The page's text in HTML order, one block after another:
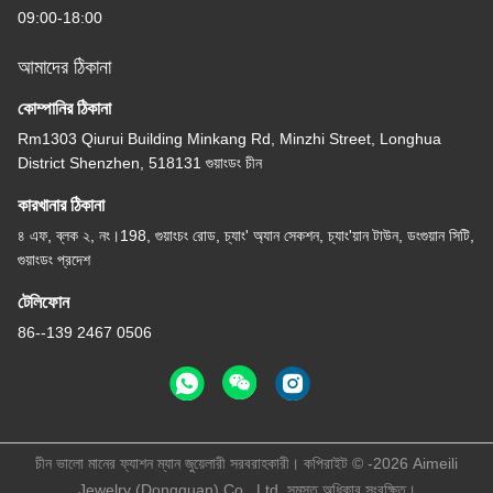
09:00-18:00
আমাদের ঠিকানা
কোম্পানির ঠিকানা
Rm1303 Qiurui Building Minkang Rd, Minzhi Street, Longhua
District Shenzhen, 518131 গুয়াংডং চীন
কারখানার ঠিকানা
৪ এফ, ব্লক ২, নং।198, গুয়াংচং রোড, চ্যাং' অ্যান সেকশন, চ্যাং'য়ান টাউন, ডংগুয়ান সিটি,
গুয়াংডং প্রদেশ
টেলিফোন
86--139 2467 0506
চীন ভালো মানের ফ্যাশন ম্যান জুয়েলারী সরবরাহকারী। কপিরাইট © -2026 Aimeili